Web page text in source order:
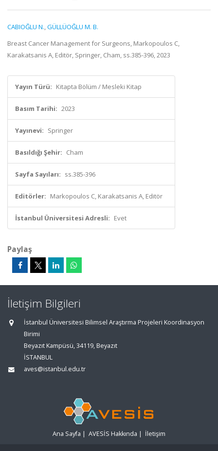
CABIOĞLU N.,GÜLLÜOĞLU M. B.
Breast Cancer Management for Surgeons, Markopoulos C,
Karakatsanis A, Editör, Springer, Cham, ss.385-396, 2023
Yayın Türü: Kitapta Bölüm / Mesleki Kitap
Basım Tarihi: 2023
Yayınevi: Springer
Basıldığı Şehir: Cham
Sayfa Sayıları: ss.385-396
Editörler: Markopoulos C, Karakatsanis A, Editör
İstanbul Üniversitesi Adresli: Evet
Paylaş
İletişim Bilgileri
İstanbul Üniversitesi Bilimsel Araştırma Projeleri Koordinasyon
Birimi
Beyazıt Kampüsü, 34119, Beyazıt
İSTANBUL
aves@istanbul.edu.tr
Ana Sayfa | AVESİS Hakkında | İletişim